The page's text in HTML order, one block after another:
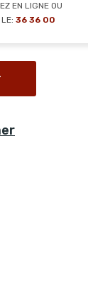
EN LIGNE OU
36 36 00